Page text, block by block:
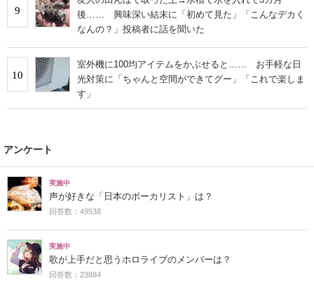
9
後…… 興味深い結末に「初めて見た」「こんなデカく
なんの？」投稿者に話を聞いた
10
室外機に100均アイテムをかぶせると…… お手軽な日
光対策に「ちゃんと空間ができてグー」「これで楽しま
す」
アンケート
実施中
声が好きな「日本のボーカリスト」は？
回答数：49538
実施中
歌が上手だと思うホロライブのメンバーは？
回答数：23884